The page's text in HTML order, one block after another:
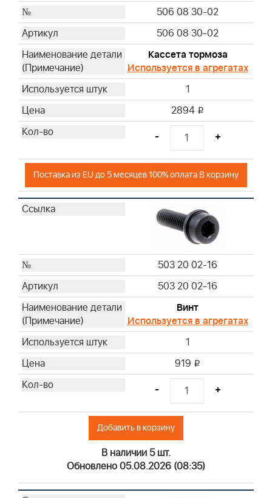
506 08 30-02
506 08 30-02
Кассета тормоза
Используется в агрегатах
1
2894 i
- +
Поставка из EU до 5 месяцев 100% оплата В корзину
503 20 02-16
503 20 02-16
Винт
Используется в агрегатах
1
919 i
- +
Добавить в корзину
В наличии 5 шт.
Обновлено 05.08.2026 (08:35)